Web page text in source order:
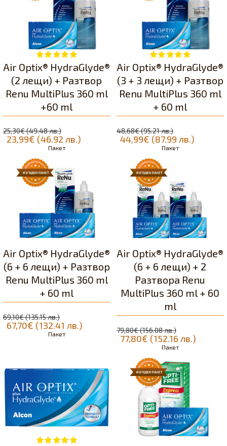
Air Optix® HydraGlyde®
(2 лещи) + Разтвор
Renu MultiPlus 360 ml
+60 ml
23,99€ (46.92 лв.)
25,30€ (49.48 лв.)
Пакет
Air Optix® HydraGlyde®
(3 + 3 лещи) + Разтвор
Renu MultiPlus 360 ml
+ 60 ml
44,99€ (87.99 лв.)
48,68€ (95.21 лв.)
Пакет
Air Optix® HydraGlyde®
(6 + 6 лещи) + Разтвор
Renu MultiPlus 360 ml
+ 60 ml
67,70€ (132.41 лв.)
69,10€ (135.15 лв.)
Пакет
Air Optix® HydraGlyde®
(6 + 6 лещи) + 2
Разтвора Renu
MultiPlus 360 ml + 60
ml
77,80€ (152.16 лв.)
79,80€ (156.08 лв.)
Пакет